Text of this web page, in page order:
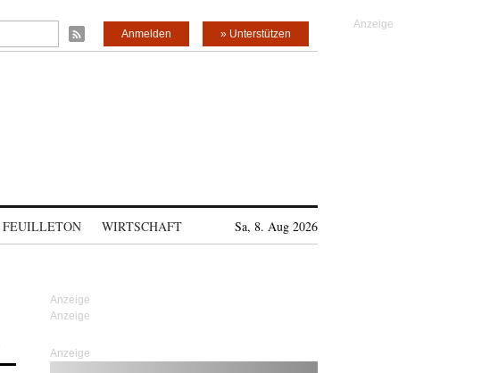
» Unterstützen
Anmelden
FEUILLETON WIRTSCHAFT Sa, 8. Aug 2026
Anzeige